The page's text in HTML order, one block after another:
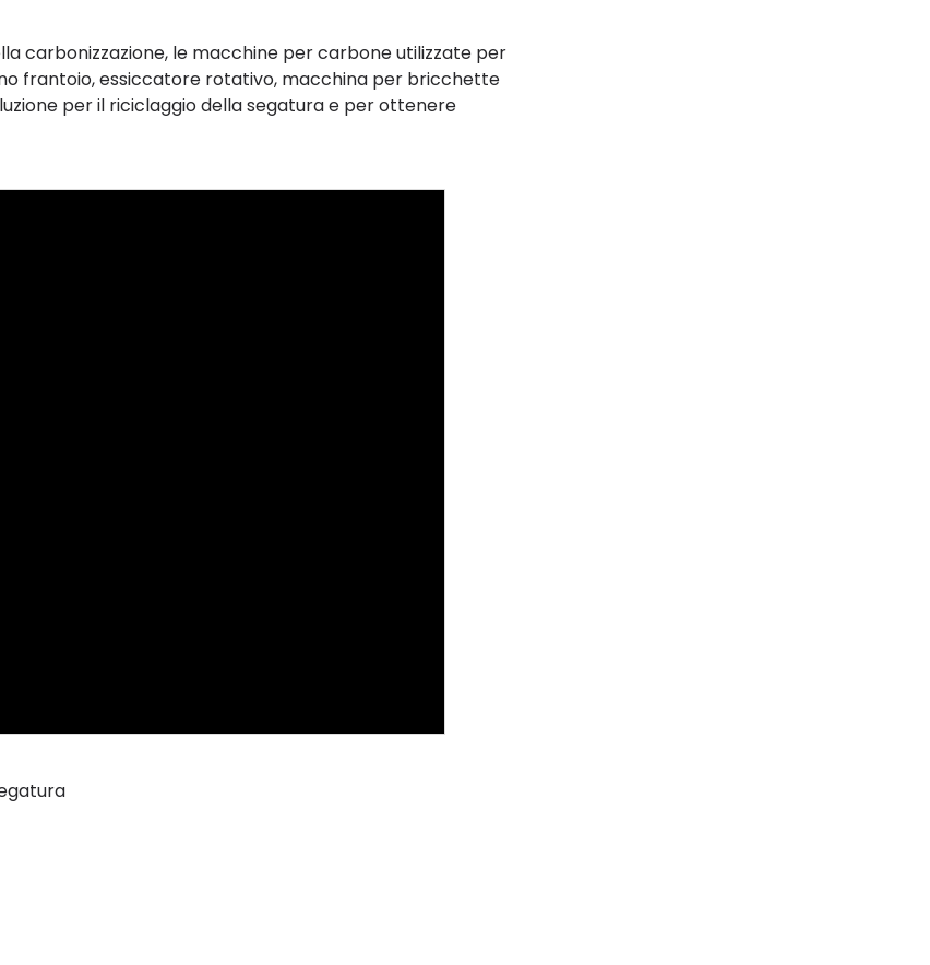
carbonizzazione, le macchine per carbone utilizzate per
frantoio, essiccatore rotativo, macchina per bricchette
per il riciclaggio della segatura e per ottenere